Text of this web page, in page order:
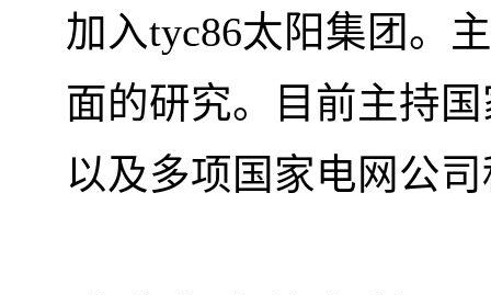
加入tyc86太阳集团。
面的研究。目前主持
以及多项国家电网公